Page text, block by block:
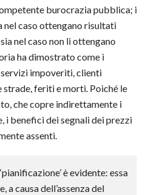
burocrazia pubblica; i
nel caso ottengano risultati
nel caso non li ottengano
ha dimostrato come i
impoveriti, clienti
strade, feriti e morti. Poiché le
che copre indirettamente i
i benefici dei segnali dei prezzi
assenti.
è evidente: essa
a causa dell’assenza del